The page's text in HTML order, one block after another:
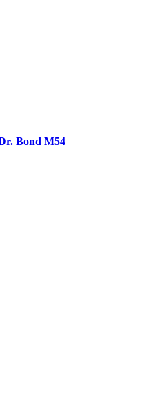
Bond M54